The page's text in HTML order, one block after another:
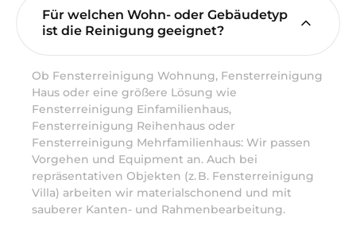
Für welchen Wohn- oder Gebäudetyp
ist die Reinigung geeignet?
Ob Fensterreinigung Wohnung, Fensterreinigung
Haus oder eine größere Lösung wie
Fensterreinigung Einfamilienhaus,
Fensterreinigung Reihenhaus oder
Fensterreinigung Mehrfamilienhaus: Wir passen
Vorgehen und Equipment an. Auch bei
repräsentativen Objekten (z. B. Fensterreinigung
Villa) arbeiten wir materialschonend und mit
sauberer Kanten- und Rahmenbearbeitung.